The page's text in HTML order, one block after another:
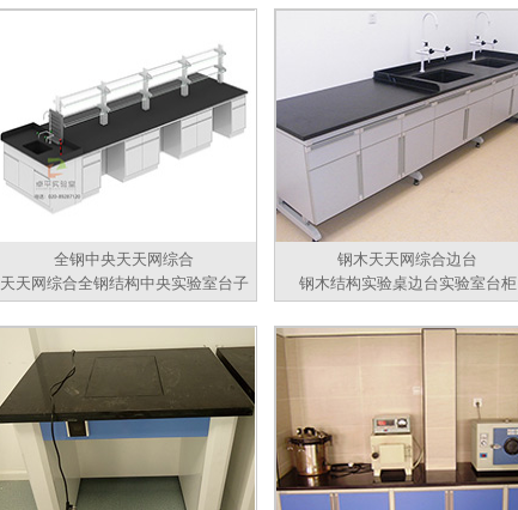
全钢中央天天网综合
天天网综合全钢结构中央实验室台子
钢木天天网综合边台
钢木结构实验桌边台实验室台柜